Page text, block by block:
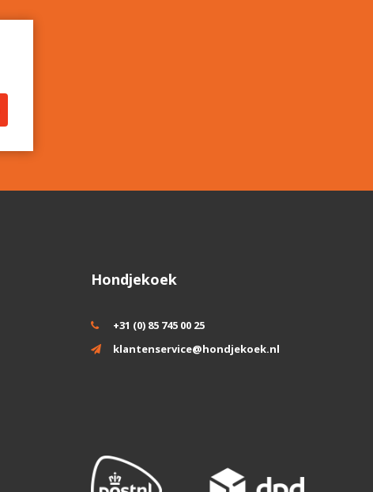
Hondjekoek
+31 (0) 85 745 00 25
klantenservice@hondjekoek.nl